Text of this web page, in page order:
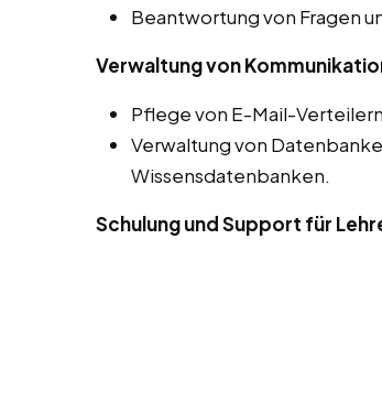
Beantwortung von Fragen
Verwaltung von
Pflege von E-Mail-
Verwaltung von
Wissensdatenbanken.
Schulung und Support für